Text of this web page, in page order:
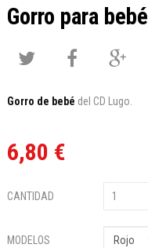
Gorro para bebé
Gorro de bebé del CD Lugo.
6,80 €
CANTIDAD
MODELOS